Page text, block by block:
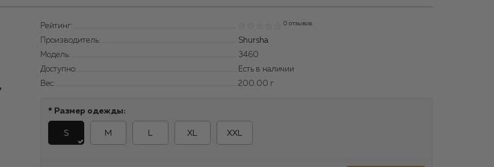
Рейтинг: 0 отзывов
Производитель:
Shursha
Модель:
3460
Доступно:
Есть в наличии
Вес:
200.00 г
Размер одежды:
S M L XL XXL